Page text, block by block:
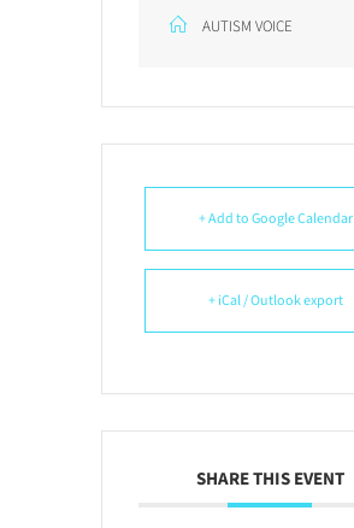
AUTISM VOICE
+ Add to Google Calendar
+ iCal / Outlook export
SHARE THIS EVENT